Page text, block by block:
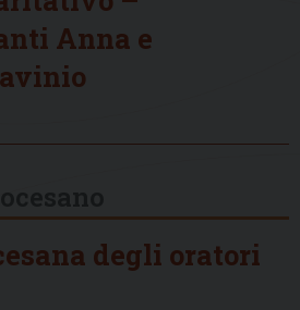
Anna e
degli oratori